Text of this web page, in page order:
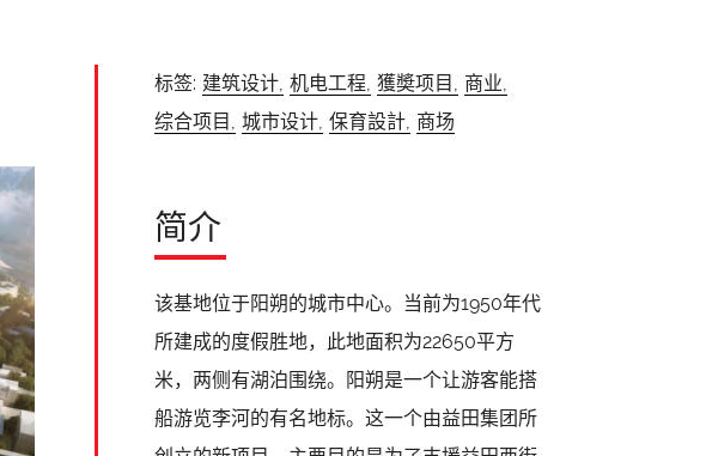
标签: 建筑设计, 机电工程, 獲奬项目, 商业,
综合项目, 城市设计, 保育設計, 商场
简介
该基地位于阳朔的城市中心。当前为1950年代
所建成的度假胜地，此地面积为22650平方
米，两侧有湖泊围绕。阳朔是一个让游客能搭
船游览李河的有名地标。这一个由益田集团所